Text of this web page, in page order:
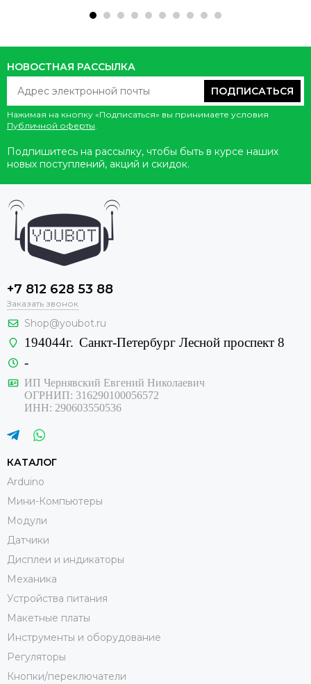
НОВОСТНАЯ РАССЫЛКА
ПОДПИСАТЬСЯ
Нажимая на кнопку «Подписаться» вы принимаете условия
Публичной оферты
Подпишитесь на рассылку, чтобы быть в курсе наших
новых поступлений, акций и скидок.
+7 812 628 53 88
Заказать звонок
Shop@youbot.ru
194044г. Санкт-Петербург Лесной проспект 8
-
ИП Чернявский Евгений Николаевич
ОГРНИП: 316290100056572
ИНН: 290603550536
КАТАЛОГ
Arduino
Мини-Компьютеры
Модули
Датчики
Дисплеи и индикаторы
Механика
Устройства питания
Макетные платы
Инструменты и оборудование
Регуляторы
Кнопки/переключатели